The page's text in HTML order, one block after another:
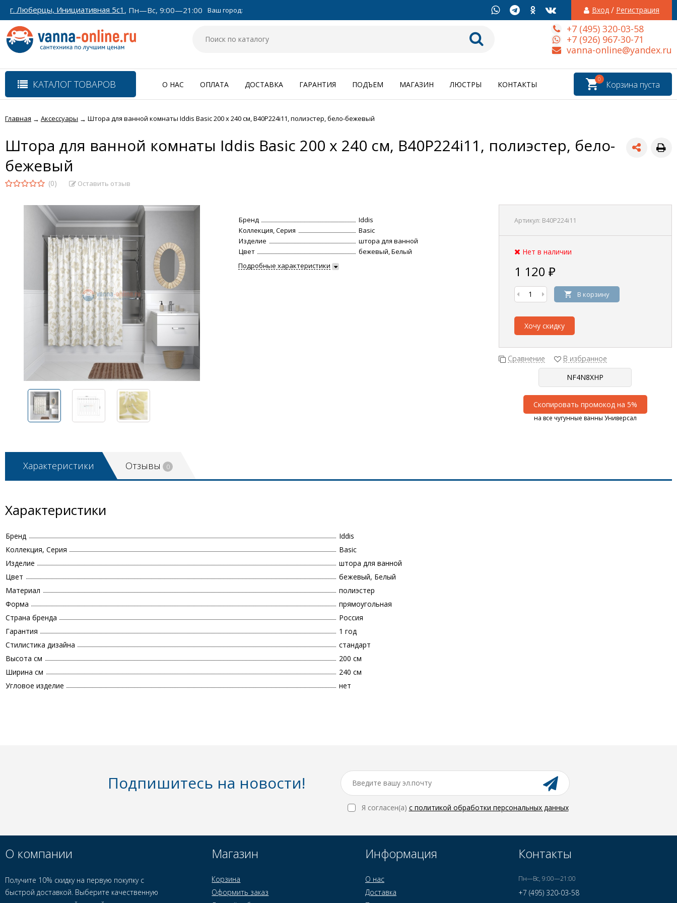
г. Люберцы, Инициативная 5с1 , Пн—Вс, 9:00—21:00 Ваш город: Вход / Регистрация
+7 (495) 320-03-58
+7 (926) 967-30-71
vanna-online@yandex.ru
КАТАЛОГ ТОВАРОВ Корзина пуста
0
О НАС ОПЛАТА ДОСТАВКА ГАРАНТИЯ ПОДЪЕМ МАГАЗИН ЛЮСТРЫ КОНТАКТЫ
Главная → Аксессуары → Штора для ванной комнаты Iddis Basic 200 x 240 см, B40P224i11, полиэстер, бело-бежевый
Штора для ванной комнаты Iddis Basic 200 x 240 см, B40P224i11, полиэстер, бело-
бежевый
(0) Оставить отзыв
Артикул: B40P224i11
Нет в наличии
1 120 ₽
В корзину
Хочу скидку
Сравнение В избранное
Скопировать промокод на 5%
на все чугунные ванны Универсал
Бренд
Iddis
Коллекция, Серия
Basic
Изделие
штора для ванной
Цвет
бежевый, Белый
Подробные характеристики
Характеристики Отзывы 0
Характеристики
Бренд
Iddis
Коллекция, Серия
Basic
Изделие
штора для ванной
Цвет
бежевый, Белый
Материал
полиэстер
Форма
прямоугольная
Страна бренда
Россия
Гарантия
1 год
Стилистика дизайна
стандарт
Высота см
200 см
Ширина см
240 см
Угловое изделие
нет
Подпишитесь на новости!
Я согласен(a) с политикой обработки персональных данных
О компании
Получите 10% скидку на первую покупку с
быстрой доставкой. Выберите качественную
Магазин
Корзина
Оформить заказ
Информация
О нас
Доставка
Контакты
Пн—Вс, 9:00—21:00
+7 (495) 320-03-58